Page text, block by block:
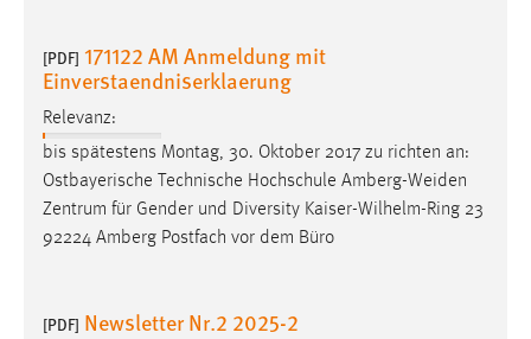
[PDF] 171122 AM Anmeldung mit
Einverstaendniserklaerung
Relevanz:
bis spätestens Montag, 30. Oktober 2017 zu richten an:
Ostbayerische Technische Hochschule Amberg-Weiden
Zentrum für Gender und Diversity Kaiser-Wilhelm-Ring 23
92224 Amberg Postfach vor dem Büro
[PDF] Newsletter Nr.2 2025-2